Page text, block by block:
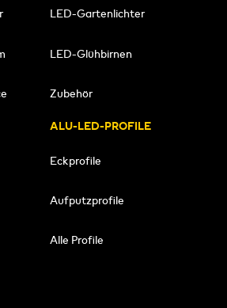
LED-Gartenlichter
LED-Glühbirnen
Zubehör
ALU-LED-PROFILE
Eckprofile
Aufputzprofile
Alle Profile